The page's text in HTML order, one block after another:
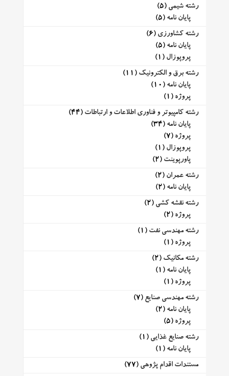
رشته شیمی (5)
پایان نامه (5)
رشته کشاورزی (6)
پایان نامه (5)
پروپوزال (1)
رشته برق و الکترونیک (11)
پایان نامه (10)
پروژه (1)
رشته کامپیوتر و فناوری اطلاعات و ارتباطات (44)
پایان نامه (34)
پروژه (7)
پروپوزال (1)
پاورپوینت (2)
رشته عمران (2)
پایان نامه (2)
رشته نقشه کشی (2)
پروژه (2)
رشته مهندسی نفت (1)
پروژه (1)
رشته مکانیک (2)
پایان نامه (1)
پروژه (1)
رشته مهندسی صنایع (7)
پایان نامه (2)
پروژه (5)
رشته صنایع غذایی (1)
پایان نامه (1)
مستندات اقدام پژوهی (77)